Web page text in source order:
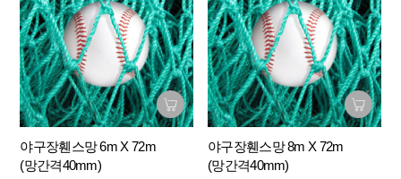
야구장휀스망 6m X 72m
(망간격40mm)
야구장휀스망 8m X 72m
(망간격40mm)